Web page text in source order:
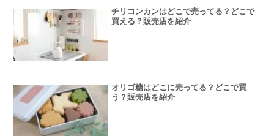
チリコンカンはどこで売ってる？どこで
買える？販売店を紹介
オリゴ糖はどこに売ってる？どこで買
う？販売店を紹介